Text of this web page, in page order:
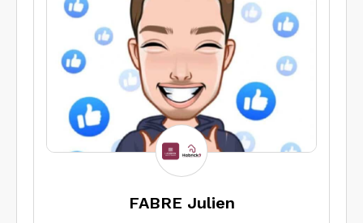
FABRE Julien